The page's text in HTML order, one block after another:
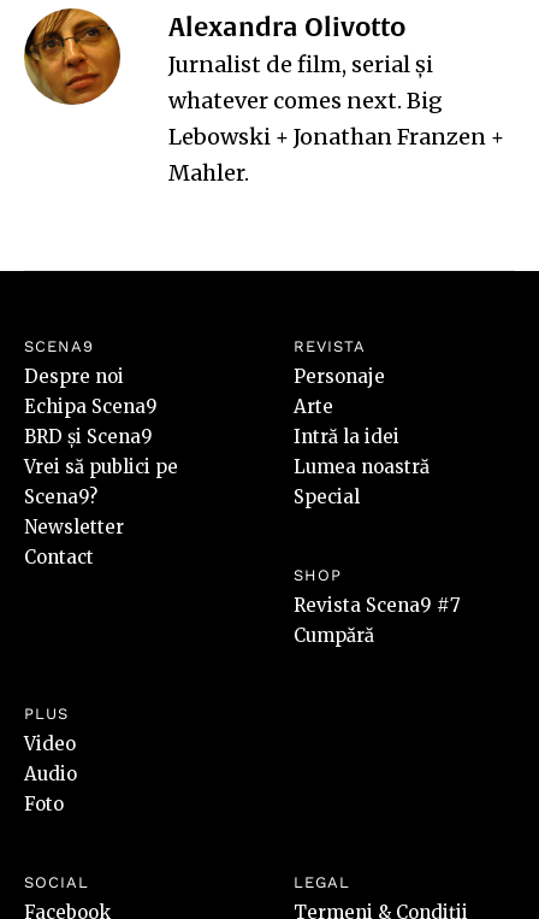
Alexandra Olivotto
Jurnalist de film, serial și
whatever comes next. Big
Lebowski + Jonathan Franzen +
Mahler.
SCENA9
Despre noi
Echipa Scena9
BRD și Scena9
Vrei să publici pe
Scena9?
Newsletter
Contact
REVISTA
Personaje
Arte
Intră la idei
Lumea noastră
Special
SHOP
Revista Scena9 #7
Cumpără
PLUS
Video
Audio
Foto
SOCIAL
Facebook
LEGAL
Termeni & Condiții